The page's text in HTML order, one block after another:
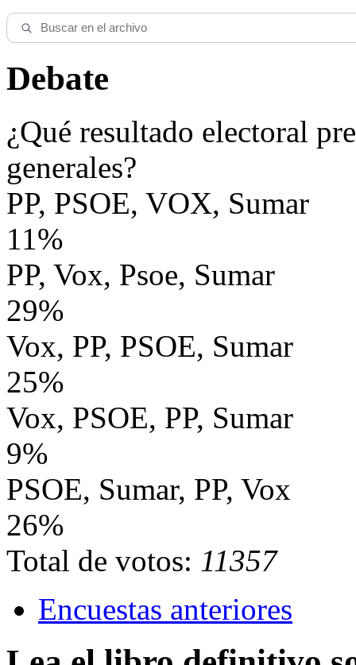
Debate
¿Qué resultado electoral
generales?
PP, PSOE, VOX, Sumar
11%
PP, Vox, Psoe, Sumar
29%
Vox, PP, PSOE, Sumar
25%
Vox, PSOE, PP, Sumar
9%
PSOE, Sumar, PP, Vox
26%
Total de votos: 11357
Encuestas anteriores